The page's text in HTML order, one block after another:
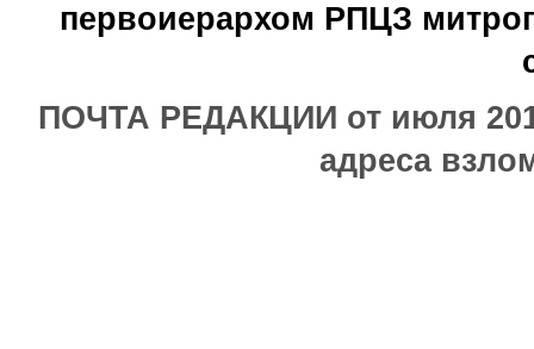
первоиерархом РПЦЗ
ПОЧТА РЕДАКЦИИ от июля
адреса